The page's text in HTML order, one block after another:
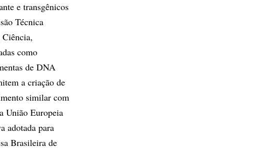
e transgênicos
Técnica
como
de DNA
a criação de
similar com
União Europeia
adotada para
Brasileira de